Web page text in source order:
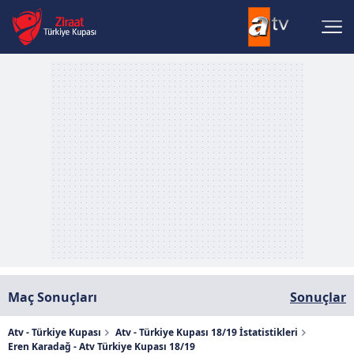
Maç Sonuçları Sonuçlar
Atv - Türkiye Kupası
Atv - Türkiye Kupası 18/19 İstatistikleri
Eren Karadağ - Atv Türkiye Kupası 18/19